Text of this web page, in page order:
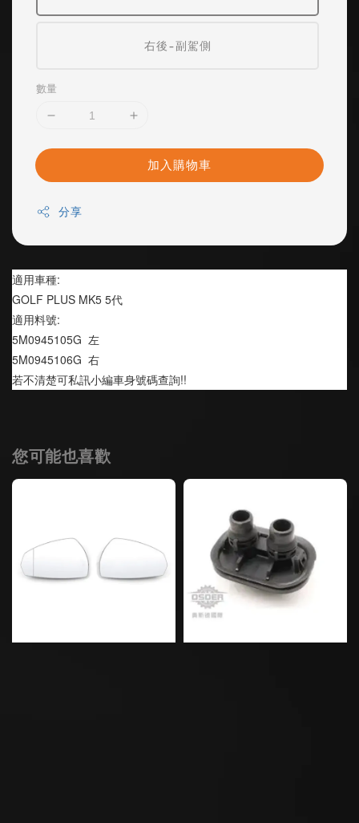
右後-副駕側
數量
加入購物車
分享
適用車種:
GOLF PLUS MK5 5代
適用料號:
5M0945105G  左
5M0945106G  右
若不清楚可私訊小編車身號碼查詢!!
您可能也喜歡